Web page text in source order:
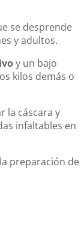
se desprende
y adultos.
y un bajo
kilos demás o
la cáscara y
infaltables en
preparación de